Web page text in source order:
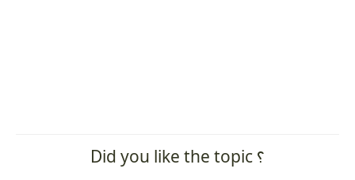
Did you like the topic ؟